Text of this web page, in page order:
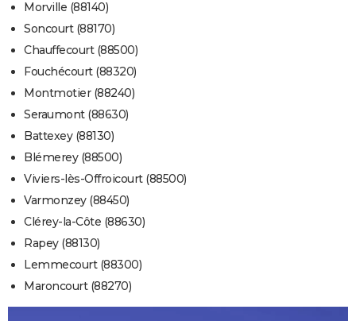
Morville (88140)
Soncourt (88170)
Chauffecourt (88500)
Fouchécourt (88320)
Montmotier (88240)
Seraumont (88630)
Battexey (88130)
Blémerey (88500)
Viviers-lès-Offroicourt (88500)
Varmonzey (88450)
Clérey-la-Côte (88630)
Rapey (88130)
Lemmecourt (88300)
Maroncourt (88270)